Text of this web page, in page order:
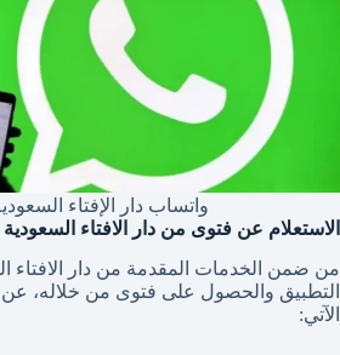
واتساب دار الإفتاء
الاستعلام عن فتوى من دار الافتاء السعودية
من ضمن الخدمات المقدمة من دار الافتاء
التطبيق والحصول على فتوى من خلاله، عن
الآتي: